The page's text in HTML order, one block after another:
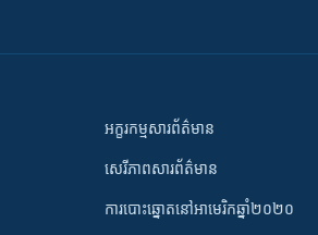
អក្ខរកម្មសារព័ត៌មាន
សេរីភាពសារព័ត៌មាន
ការបោះឆ្នោតនៅអាមេរិកឆ្នាំ២០២០